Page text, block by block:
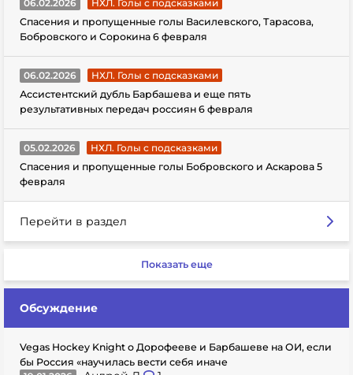
06.02.2026
НХЛ. Голы с подсказками
Спасения и пропущенные голы Василевского, Тарасова,
Бобровского и Сорокина 6 февраля
06.02.2026
НХЛ. Голы с подсказками
Ассистентский дубль Барбашева и еще пять
результативных передач россиян 6 февраля
05.02.2026
НХЛ. Голы с подсказками
Спасения и пропущенные голы Бобровского и Аскарова 5
февраля
Перейти в раздел
Показать еще
Обсуждение
Vegas Hockey Knight о Дорофееве и Барбашеве на ОИ, если
бы Россия «научилась вести себя иначе